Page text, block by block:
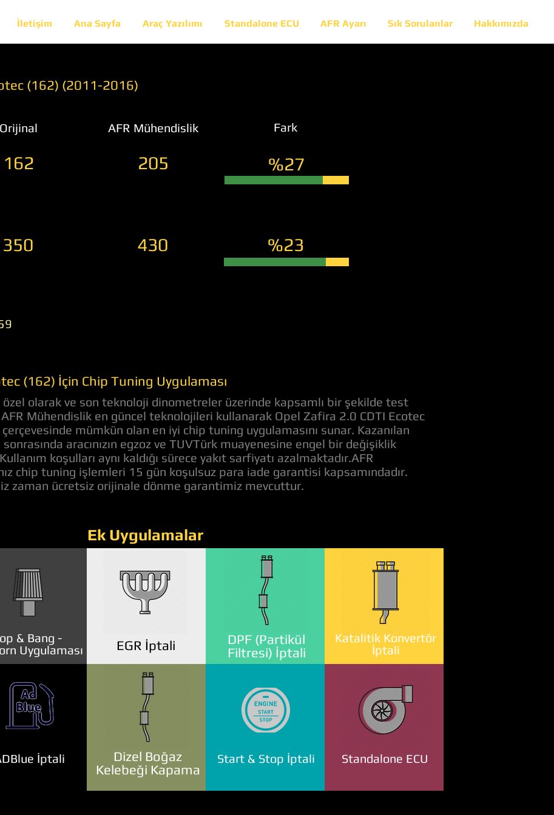
İletişim Ana Sayfa Araç Yazılımı Standalone ECU AFR Ayarı Sık Sorulanlar Hakkımızda
(162) (2011-2016)
Orijinal AFR Mühendislik Fark
162 205 %27
350 430 %23
(162) İçin Chip Tuning Uygulaması
özel olarak ve son teknoloji dinometreler üzerinde kapsamlı bir şekilde test
Mühendislik en güncel teknolojileri kullanarak Opel Zafira 2.0 CDTI Ecotec
çerçevesinde mümkün olan en iyi chip tuning uygulamasını sunar. Kazanılan
aracınızın egzoz ve TUVTürk muayenesine engel bir değişiklik
koşulları aynı kaldığı sürece yakıt sarfiyatı azalmaktadır.AFR
chip tuning işlemleri 15 gün koşulsuz para iade garantisi kapsamındadır.
zaman ücretsiz orijinale dönme garantimiz mevcuttur.
Ek Uygulamalar
& Bang -
Uygulaması
DPF (Partikül
Filtresi) İptali
Katalitik Konvertör
İptali
EGR İptali
İptali
Dizel Boğaz
Kelebeği Kapama
Start & Stop İptali Standalone ECU